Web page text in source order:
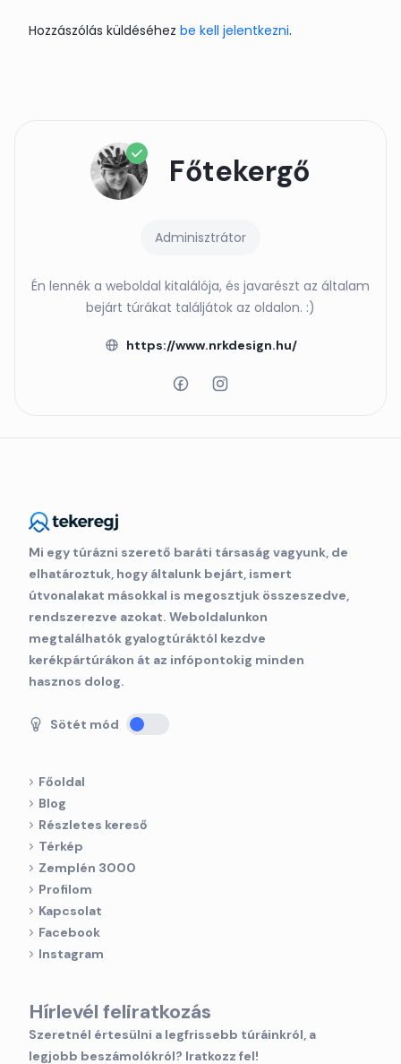
Főtekergő
Adminisztrátor
Én lennék a weboldal kitalálója, és javarészt az általam
bejárt túrákat találjátok az oldalon. :)
https://www.nrkdesign.hu/
Hozzászólás küldéséhez be kell jelentkezni.
Mi egy túrázni szerető baráti társaság vagyunk, de
elhatároztuk, hogy általunk bejárt, ismert
útvonalakat másokkal is megosztjuk összeszedve,
rendszerezve azokat. Weboldalunkon
megtalálhatók gyalogtúráktól kezdve
kerékpártúrákon át az infópontokig minden
hasznos dolog.
Sötét mód
Főoldal
Blog
Részletes kereső
Térkép
Zemplén 3000
Profilom
Kapcsolat
Facebook
Instagram
Hírlevél feliratkozás
Szeretnél értesülni a legfrissebb túráinkról, a
legjobb beszámolókról? Iratkozz fel!